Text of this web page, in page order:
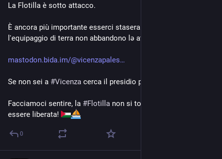
La Flotilla è sotto attacco.
È ancora più importante esserci stasera per mostrare che
l'equipaggio di terra non abbandono lə attivistə sulle barche!
mastodon.bida.im/@vicenzapales
Se non sei a #Vicenza cerca il presidio più vicino a te.
Facciamoci sentire, la #Flotilla non si tocca,
essere liberata!
0